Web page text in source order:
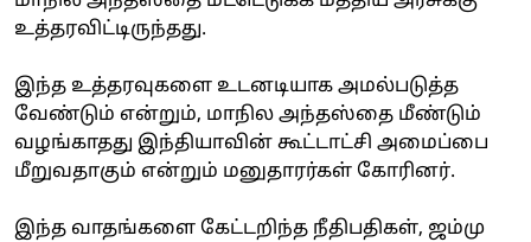
உத்தரவிட்டிருந்தது.
இந்த உத்தரவுகளை உடனடியாக அமல்படுத்த
வேண்டும் என்றும், மாநில அந்தஸ்தை மீண்டும்
வழங்காதது இந்தியாவின் கூட்டாட்சி அமைப்பை
மீறுவதாகும் என்றும் மனுதாரர்கள் கோரினர்.
இந்த வாதங்களை கேட்டறிந்த நீதிபதிகள், ஜம்மு